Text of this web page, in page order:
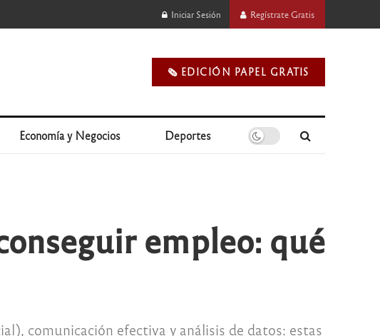
Iniciar Sesión Regístrate Gratis
🗞️ EDICIÓN PAPEL GRATIS
Economía y Negocios Deportes
empleo: qué
comunicación efectiva y análisis de datos: estas